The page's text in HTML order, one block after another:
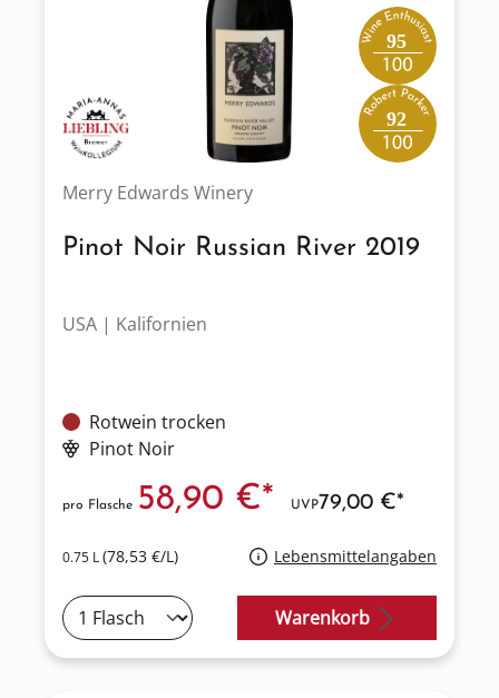
95
92
Merry Edwards Winery
Pinot Noir Russian River 2019
USA | Kalifornien
Rotwein trocken
Pinot Noir
0.75 L(78,53 €/L) Lebensmittelangaben
pro Flasche 58,90 €* UVP79,00 €*
Warenkorb